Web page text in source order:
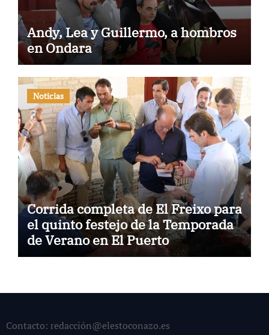
Andy, Lea y Guillermo, a hombros
en Ondara
Noticias
Corrida completa de El Freixo para
el quinto festejo de la Temporada
de Verano en El Puerto
Contacto: redacción@elestoconazo.es